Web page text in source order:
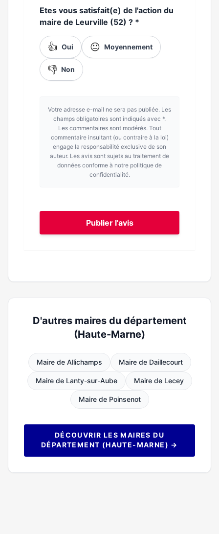
Etes vous satisfait(e) de l'action du
maire de Leurville (52) ? *
👍 Oui 😐 Moyennement
👎 Non
Votre adresse e-mail ne sera pas publiée. Les
champs obligatoires sont indiqués avec *.
Les commentaires sont modérés. Tout
commentaire insultant (ou contraire à la loi)
engage la responsabilité exclusive de son
auteur. Les avis sont sujets au traitement de
données conforme à notre politique de
confidentialité.
Publier l'avis
D'autres maires du département
(Haute-Marne)
Maire de Allichamps Maire de Daillecourt
Maire de Lanty-sur-Aube Maire de Lecey
Maire de Poinsenot
DÉCOUVRIR LES MAIRES DU
DÉPARTEMENT (HAUTE-MARNE) →